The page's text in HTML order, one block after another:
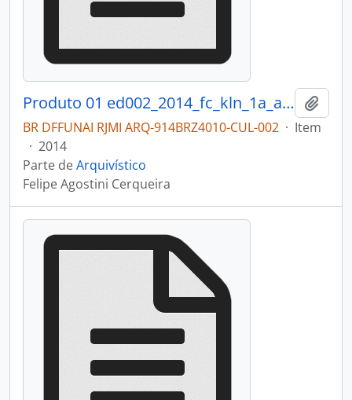
Produto 01 ed002_2014_fc_kln_1a_anexo1_arqui.pdf
BR DFFUNAI RJMI ARQ-914BRZ4010-CUL-002 · Item
· 2014
Parte deArquivístico
Felipe Agostini Cerqueira